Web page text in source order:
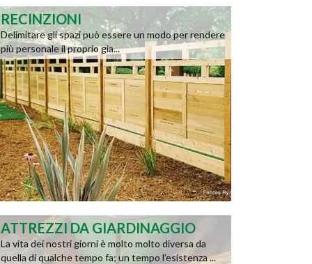
RECINZIONI
Delimitare gli spazi può essere un modo per rendere
più personale il proprio gia...
ATTREZZI DA GIARDINAGGIO
La vita dei nostri giorni è molto molto diversa da
quella di qualche tempo fa; un tempo l’esistenza ...